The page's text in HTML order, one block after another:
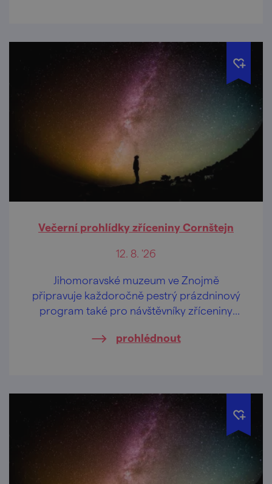
Večerní prohlídky zříceniny Cornštejn
12. 8. '26
Jihomoravské muzeum ve Znojmě
připravuje každoročně pestrý prázdninový
program také pro návštěvníky zříceniny
prohlédnout